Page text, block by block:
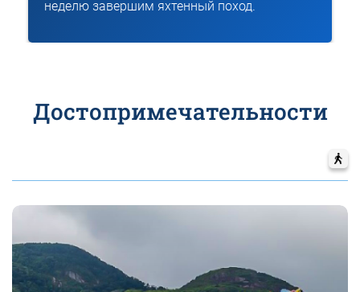
неделю завершим яхтенный поход.
Достопримечательности